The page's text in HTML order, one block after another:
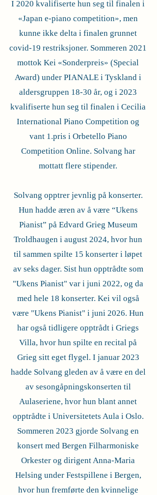
I 2020 kvalifiserte hun seg til finalen i
«Japan e-piano competition», men
kunne ikke delta i finalen grunnet
covid-19 restriksjoner. Sommeren 2021
mottok Kei «Sonderpreis» (Special
Award) under PIANALE i Tyskland i
aldersgruppen 18-30 år, og i 2023
kvalifiserte hun seg til finalen i Cecilia
International Piano Competition og
vant 1.pris i Orbetello Piano
Competition Online. Solvang har
mottatt flere stipender.
Solvang opptrer jevnlig på konserter.
Hun hadde æren av å være “Ukens
Pianist” på Edvard Grieg Museum
Troldhaugen i august 2024, hvor hun
til sammen spilte 15 konserter i løpet
av seks dager. Sist hun opptrådte som
"Ukens Pianist" var i juni 2022, og da
med hele 18 konserter. Kei vil også
være "Ukens Pianist" i juni 2026. Hun
har også tidligere opptrådt i Griegs
Villa, hvor hun spilte en recital på
Grieg sitt eget flygel. I januar 2023
hadde Solvang gleden av å være en del
av sesongåpningskonserten til
Aulaseriene, hvor hun blant annet
opptrådte i Universitetets Aula i Oslo.
Sommeren 2023 gjorde Solvang en
konsert med Bergen Filharmoniske
Orkester og dirigent Anna-Maria
Helsing under Festspillene i Bergen,
hvor hun fremførte den kvinnelige